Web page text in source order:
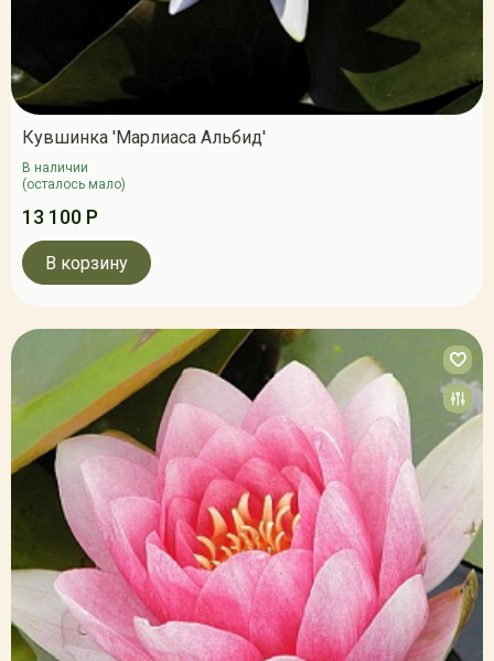
Кувшинка 'Марлиаса Альбид'
В наличии
(осталось мало)
13 100 Р
В корзину